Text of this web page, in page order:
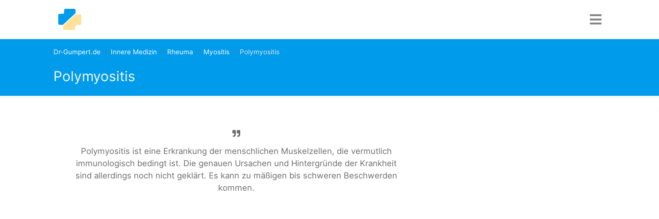
Dr-Gumpert.de Innere Medizin Rheuma Myositis Polymyositis
Polymyositis
Polymyositis ist eine Erkrankung der menschlichen Muskelzellen, die vermutlich
immunologisch bedingt ist. Die genauen Ursachen und Hintergründe der Krankheit
sind allerdings noch nicht geklärt. Es kann zu mäßigen bis schweren Beschwerden
kommen.